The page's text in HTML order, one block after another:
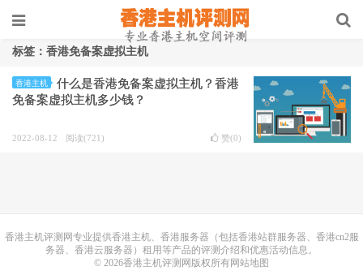
标签：香港免备案虚拟主机
香港主机
什么是香港免备案虚拟主机？香港
免备案虚拟主机多少钱？
2022-08-12 阅读(721) 赞(0)
香港主机评测网专业提供香港主机、香港服务器（包括香港站群服务器、香港cn2服
务器、香港云服务器）租用等产品的评测介绍和优惠活动信息。
© 2026香港主机评测网版权所有网站地图